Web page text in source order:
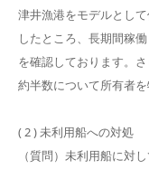
津井漁港をモデルとし
したところ、長期間稼
を確認しております。
約半数について所有者を
( 2 ) 未利用船への対処
（質問）未利用船に対